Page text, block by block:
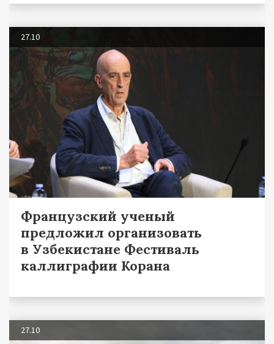
27.10
Французский ученый
предложил организовать
в Узбекистане Фестиваль
каллиграфии Корана
27.10